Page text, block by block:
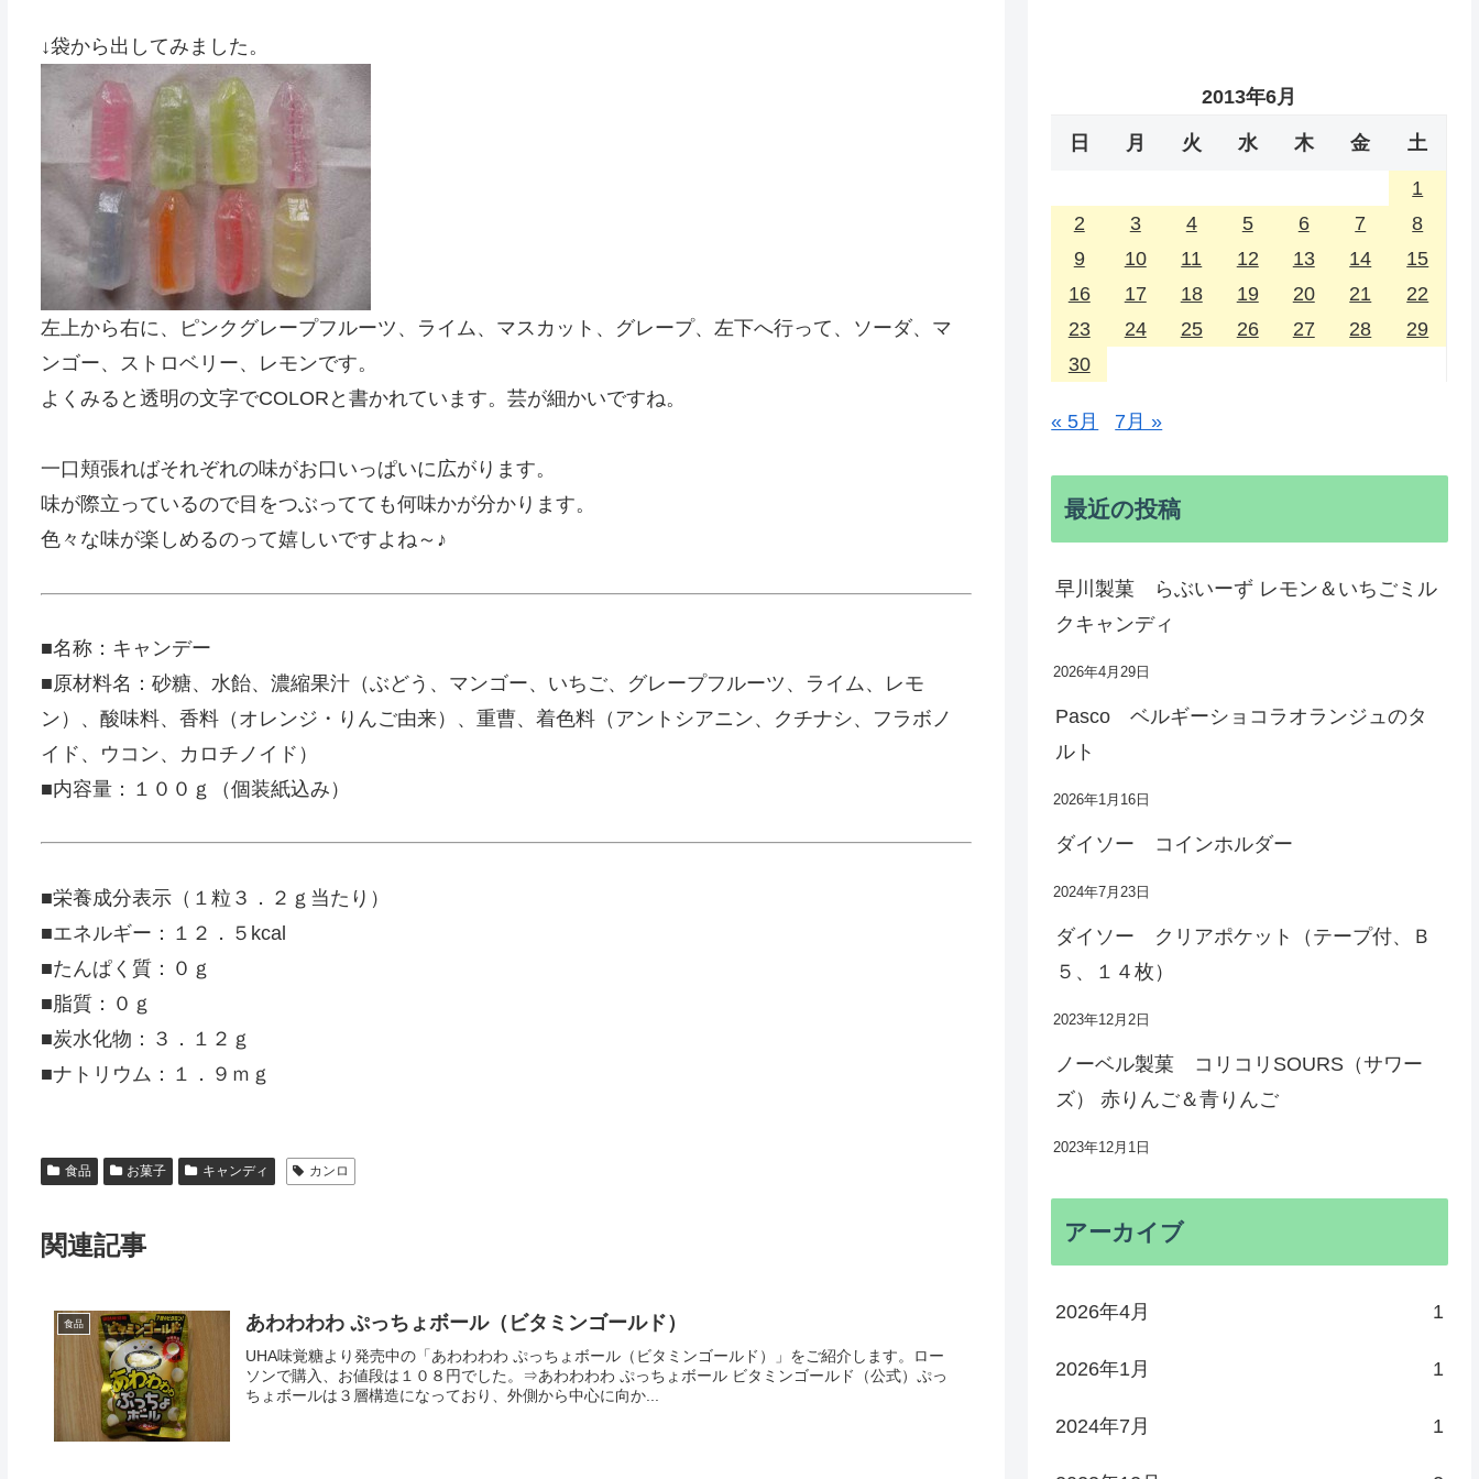
↓袋から出してみました。
左上から右に、ピンクグレープフルーツ、ライム、マスカット、グレープ、左下へ行って、ソーダ、マ
ンゴー、ストロベリー、レモンです。
よくみると透明の文字でCOLORと書かれています。芸が細かいですね。
一口頬張ればそれぞれの味がお口いっぱいに広がります。
味が際立っているので目をつぶってても何味かが分かります。
色々な味が楽しめるのって嬉しいですよね～♪
■名称：キャンデー
■原材料名：砂糖、水飴、濃縮果汁（ぶどう、マンゴー、いちご、グレープフルーツ、ライム、レモ
ン）、酸味料、香料（オレンジ・りんご由来）、重曹、着色料（アントシアニン、クチナシ、フラボノ
イド、ウコン、カロチノイド）
■内容量：１００ｇ（個装紙込み）
■栄養成分表示（１粒３．２ｇ当たり）
■エネルギー：１２．５kcal
■たんぱく質：０ｇ
■脂質：０ｇ
■炭水化物：３．１２ｇ
■ナトリウム：１．９ｍｇ
食品 お菓子 キャンディ カンロ
関連記事
食品 あわわわわ ぷっちょボール（ビタミンゴールド）
UHA味覚糖より発売中の「あわわわわ ぷっちょボール（ビタミンゴールド）」をご紹介します。ロー
ソンで購入、お値段は１０８円でした。⇒あわわわわ ぷっちょボール ビタミンゴールド（公式）ぷっ
ちょボールは３層構造になっており、外側から中心に向か...
2013年6月
日 月 火 水 木 金 土
1
2
3 4 5 6 7
8
9
10 11 12 13 14
15
16
17 18 19 20 21
22
23
24 25 26 27 28
29
30
« 5月 7月 »
最近の投稿
早川製菓 らぶいーず レモン＆いちごミル
クキャンディ
2026年4月29日
Pasco ベルギーショコラオランジュのタ
ルト
2026年1月16日
ダイソー コインホルダー
2024年7月23日
ダイソー クリアポケット（テープ付、Ｂ
５、１４枚）
2023年12月2日
ノーベル製菓 コリコリSOURS（サワー
ズ） 赤りんご＆青りんご
2023年12月1日
アーカイブ
2026年4月 1
2026年1月 1
2024年7月 1